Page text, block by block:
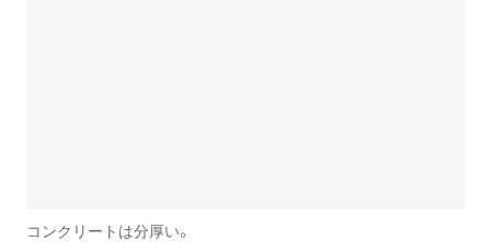
コンクリートは分厚い。